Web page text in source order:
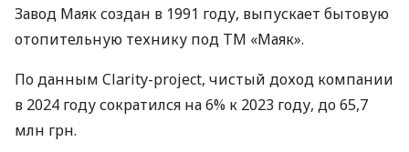
Завод Маяк создан в 1991 году, выпускает бытовую
отопительную технику под ТМ «Маяк».
По данным Clarity-project, чистый доход компании
в 2024 году сократился на 6% к 2023 году, до 65,7
млн грн.